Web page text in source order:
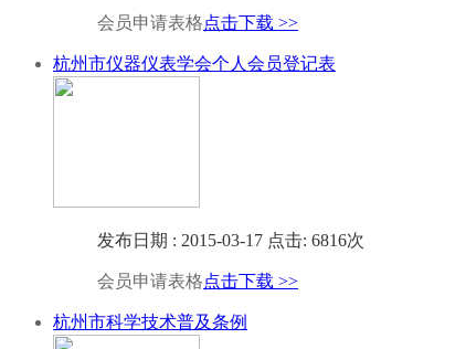
会员申请表格点击下载 >>
杭州市仪器仪表学会个人会员登记表
发布日期 : 2015-03-17 点击: 6816次
会员申请表格点击下载 >>
杭州市科学技术普及条例